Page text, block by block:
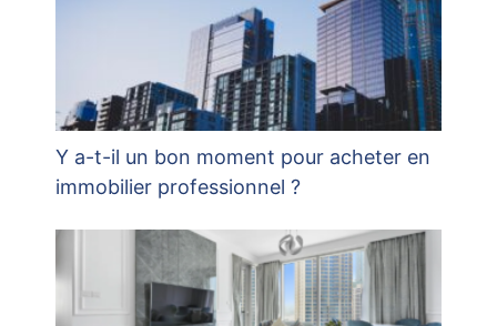
Y a-t-il un bon moment pour acheter en
immobilier professionnel ?